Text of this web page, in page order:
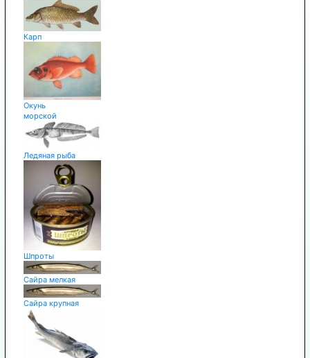
Карп
Окунь
морской
Ледяная рыба
Шпроты
Сайра мелкая
Сайра крупная